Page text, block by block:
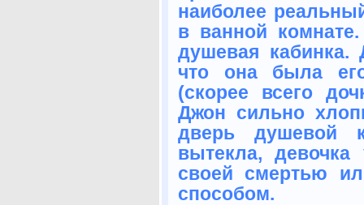
наиболее
в ванной
душевая
что она была
(скорее всего
Джон сильно
дверь душевой
вытекла,
своей смертью
способом.